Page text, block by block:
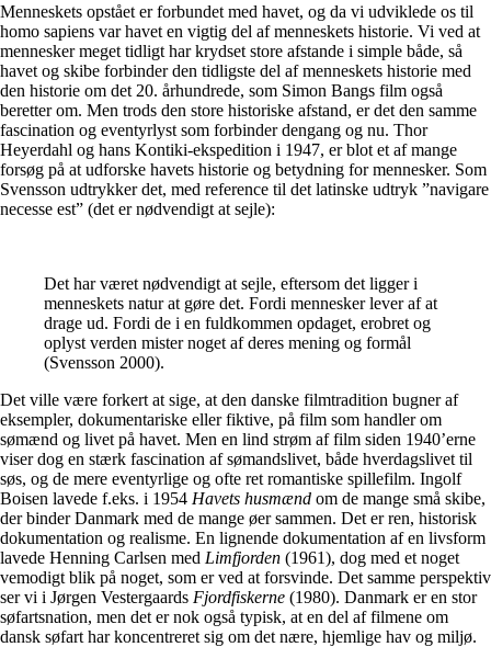
Menneskets opstået er forbundet med havet, og da vi udviklede os til
homo sapiens var havet en vigtig del af menneskets historie. Vi ved at
mennesker meget tidligt har krydset store afstande i simple både, så
havet og skibe forbinder den tidligste del af menneskets historie med
den historie om det 20. århundrede, som Simon Bangs film også
beretter om. Men trods den store historiske afstand, er det den samme
fascination og eventyrlyst som forbinder dengang og nu. Thor
Heyerdahl og hans Kontiki-ekspedition i 1947, er blot et af mange
forsøg på at udforske havets historie og betydning for mennesker. Som
Svensson udtrykker det, med reference til det latinske udtryk ”navigare
necesse est” (det er nødvendigt at sejle):
Det har været nødvendigt at sejle, eftersom det ligger i
menneskets natur at gøre det. Fordi mennesker lever af at
drage ud. Fordi de i en fuldkommen opdaget, erobret og
oplyst verden mister noget af deres mening og formål
(Svensson 2000).
Det ville være forkert at sige, at den danske filmtradition bugner af
eksempler, dokumentariske eller fiktive, på film som handler om
sømænd og livet på havet. Men en lind strøm af film siden 1940’erne
viser dog en stærk fascination af sømandslivet, både hverdagslivet til
søs, og de mere eventyrlige og ofte ret romantiske spillefilm. Ingolf
Boisen lavede f.eks. i 1954 Havets husmænd om de mange små skibe,
der binder Danmark med de mange øer sammen. Det er ren, historisk
dokumentation og realisme. En lignende dokumentation af en livsform
lavede Henning Carlsen med Limfjorden (1961), dog med et noget
vemodigt blik på noget, som er ved at forsvinde. Det samme perspektiv
ser vi i Jørgen Vestergaards Fjordfiskerne (1980). Danmark er en stor
søfartsnation, men det er nok også typisk, at en del af filmene om
dansk søfart har koncentreret sig om det nære, hjemlige hav og miljø.